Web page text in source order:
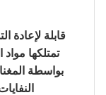
قابلة لإعادة
تمتلكها مواد
بواسطة
النفايات